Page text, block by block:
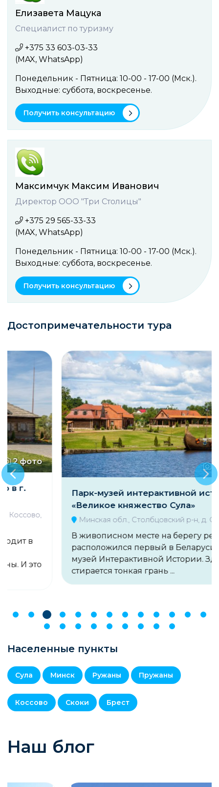
Елизавета Мацука
Специалист по туризму
+375 33 603-03-33
(MAX, WhatsApp)
Понедельник - Пятница: 10-00 - 17-00 (Мск.).
Выходные: cуббота, воcкресенье.
Получить консультацию
Максимчук Максим Иванович
Директор ООО "Три Столицы"
+375 29 565-33-33
(MAX, WhatsApp)
Понедельник - Пятница: 10-00 - 17-00 (Мск.).
Выходные: cуббота, воcкресенье.
Получить консультацию
Достопримечательности тура
18 фото
Парк-музей интерактивной истории
«Великое княжество Сула»
Минская обл., Столбцовский р-н, д. Сула, 14
В живописном месте на берегу реки Сула
расположился первый в Беларуси Парк-
музей Интерактивной Истории. Здесь
стирается тонкая грань ...
Населенные пункты
Сула Минск Ружаны Пружаны
Коссово Скоки Брест
Наш блог